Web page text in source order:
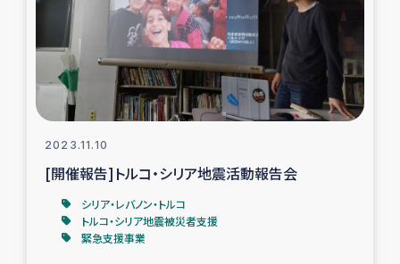
ふりかけ普及と食生活改善による栄養改善事業
フェアトレード事業
緊急支援事業
民際教育
2023.11.10
[開催報告]トルコ・シリア地震活動報告会
シリア・レバノン・トルコ
トルコ・シリア地震被災者支援
緊急支援事業